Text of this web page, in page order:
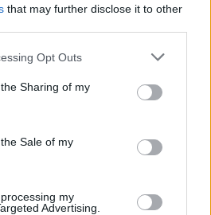
that may further disclose it to other
app uses one or more Google
usage behaviour. You may click to
Google and its third-party tags to
purposes in below Google
Opt Outs
Sharing of my
Sale of my
my
Advertising.